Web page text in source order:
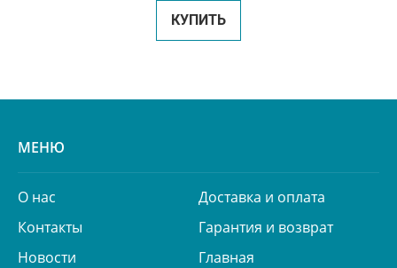
КУПИТЬ
МЕНЮ
О нас
Доставка и оплата
Контакты
Гарантия и возврат
Новости
Главная